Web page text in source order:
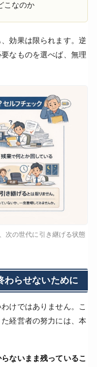
こなのか
効果は限られます。逆
なものを選べば、無理
次の世代に引き継げる状態
わらせないために
けではありません。こ
経営者の努力には、本
ないまま残っているこ